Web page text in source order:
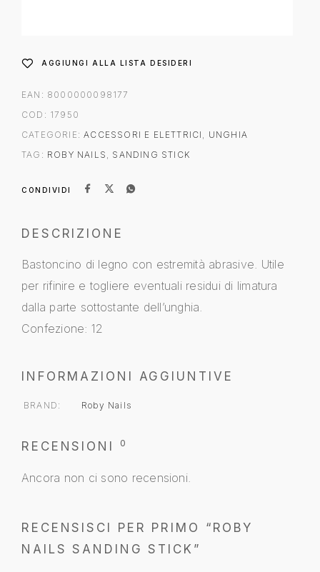
AGGIUNGI ALLA LISTA DESIDERI
EAN: 8000000098177
COD: 17950
CATEGORIE:ACCESSORI E ELETTRICI , UNGHIA
TAG: ROBY NAILS , SANDING STICK
CONDIVIDI
DESCRIZIONE
Bastoncino di legno con estremità abrasive. Utile
per rifinire e togliere eventuali residui di limatura
dalla parte sottostante dell’unghia.
Confezione: 12
INFORMAZIONI AGGIUNTIVE
BRAND Roby Nails
RECENSIONI 0
Ancora non ci sono recensioni.
RECENSISCI PER PRIMO “ROBY
NAILS SANDING STICK”